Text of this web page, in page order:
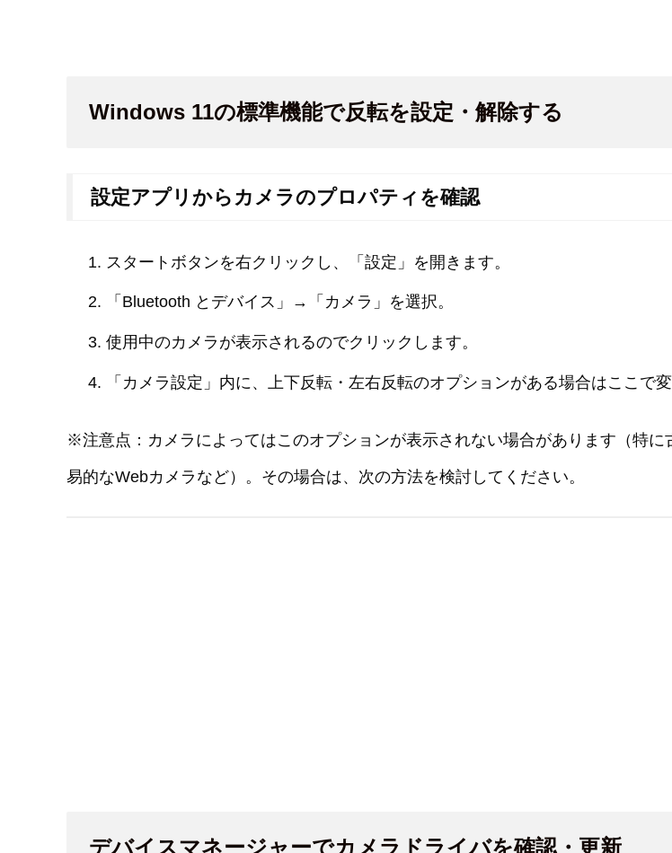
Windows 11の標準機能で反転を設定・解除する
設定アプリからカメラのプロパティを確認
スタートボタンを右クリックし、「設定」を開きます。
「Bluetooth とデバイス」→「カメラ」を選択。
使用中のカメラが表示されるのでクリックします。
「カメラ設定」内に、上下反転・左右反転のオプションがある場合はここで変
※注意点：カメラによってはこのオプションが表示されない場合があります（特に
易的なWebカメラなど）。その場合は、次の方法を検討してください。
デバイスマネージャーでカメラドライバを確認・更新